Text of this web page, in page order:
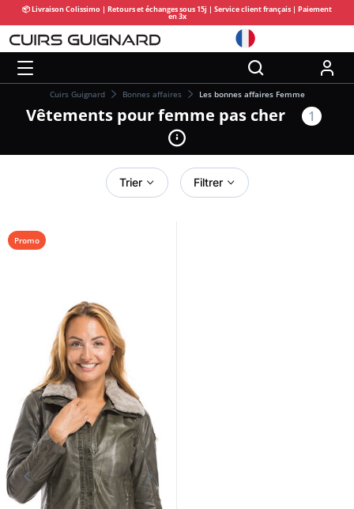
📦 Livraison Colissimo | Retours et échanges sous 15j | Service client français | Paiement
en 3x
Cuirs Guignard Bonnes affaires Les bonnes affaires Femme
Vêtements pour femme pas cher 1
Trier Filtrer
Promo